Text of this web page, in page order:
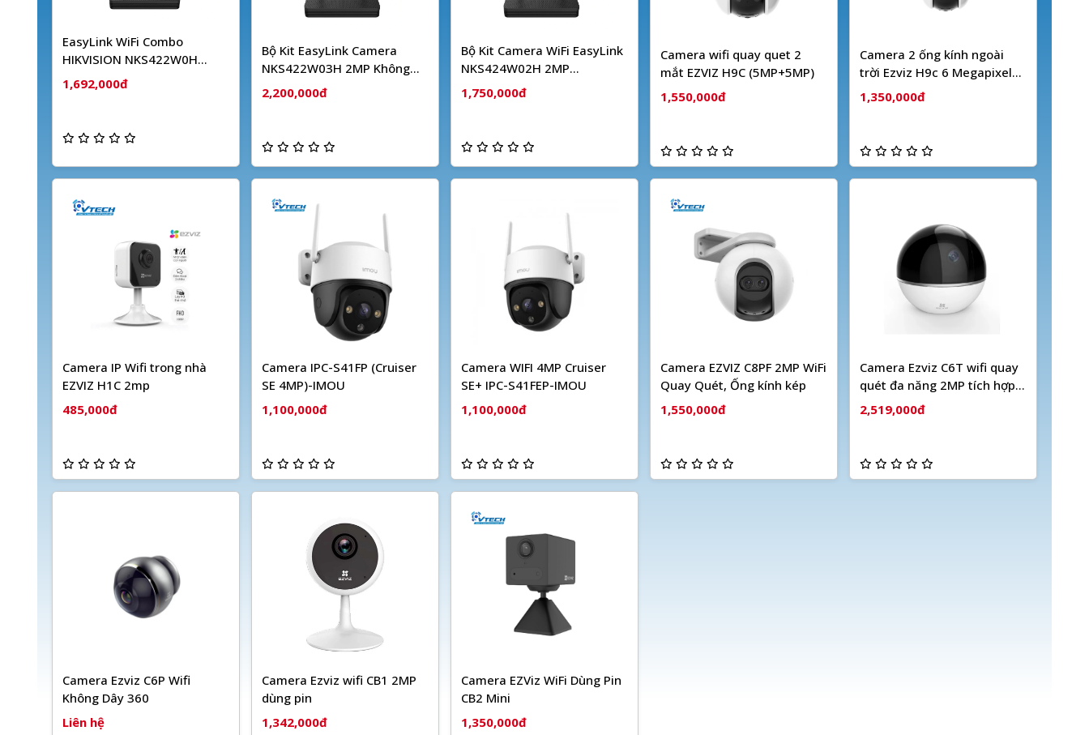
EasyLink WiFi Combo
HIKVISION NKS422W0H
(2MP)
1,692,000đ
Bộ Kit EasyLink Camera
NKS422W03H 2MP Không
Dây HIKVISION
2,200,000đ
Bộ Kit Camera WiFi EasyLink
NKS424W02H 2MP
HIKVISION
1,750,000đ
Camera wifi quay quet 2
mắt EZVIZ H9C (5MP+5MP)
1,550,000đ
Camera 2 ống kính ngoài
trời Ezviz H9c 6 Megapixel
(Dual camera)
1,350,000đ
Camera IP Wifi trong nhà
EZVIZ H1C 2mp
485,000đ
Camera IPC-S41FP (Cruiser
SE 4MP)-IMOU
1,100,000đ
Camera WIFI 4MP Cruiser
SE+ IPC-S41FEP-IMOU
1,100,000đ
Camera EZVIZ C8PF 2MP WiFi
Quay Quét, Ống kính kép
1,550,000đ
Camera Ezviz C6T wifi quay
quét đa năng 2MP tích hợp
báo động
2,519,000đ
Camera Ezviz C6P Wifi
Không Dây 360
Liên hệ
Camera Ezviz wifi CB1 2MP
dùng pin
1,342,000đ
Camera EZViz WiFi Dùng Pin
CB2 Mini
1,350,000đ